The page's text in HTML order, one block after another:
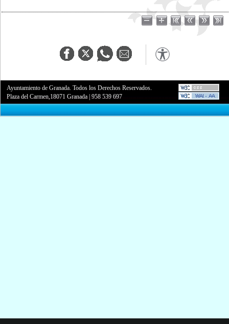
Ayuntamiento de Granada. Todos los Derechos Reservados.
Plaza del Carmen,18071 Granada |958 539 697